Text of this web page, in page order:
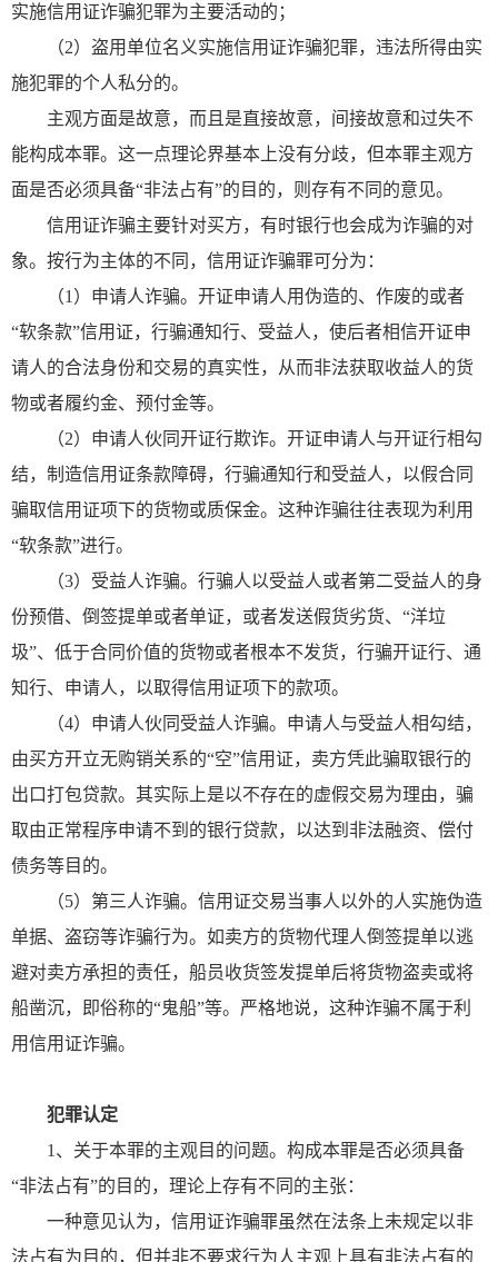
实施信用证诈骗犯罪为主要活动的；
（2）盗用单位名义实施信用证诈骗犯罪，违法所得由实
施犯罪的个人私分的。
主观方面是故意，而且是直接故意，间接故意和过失不
能构成本罪。这一点理论界基本上没有分歧，但本罪主观方
面是否必须具备“非法占有”的目的，则存有不同的意见。
信用证诈骗主要针对买方，有时银行也会成为诈骗的对
象。按行为主体的不同，信用证诈骗罪可分为：
（1）申请人诈骗。开证申请人用伪造的、作废的或者
“软条款”信用证，行骗通知行、受益人，使后者相信开证申
请人的合法身份和交易的真实性，从而非法获取收益人的货
物或者履约金、预付金等。
（2）申请人伙同开证行欺诈。开证申请人与开证行相勾
结，制造信用证条款障碍，行骗通知行和受益人，以假合同
骗取信用证项下的货物或质保金。这种诈骗往往表现为利用
“软条款”进行。
（3）受益人诈骗。行骗人以受益人或者第二受益人的身
份预借、倒签提单或者单证，或者发送假货劣货、“洋垃
圾”、低于合同价值的货物或者根本不发货，行骗开证行、通
知行、申请人，以取得信用证项下的款项。
（4）申请人伙同受益人诈骗。申请人与受益人相勾结，
由买方开立无购销关系的“空”信用证，卖方凭此骗取银行的
出口打包贷款。其实际上是以不存在的虚假交易为理由，骗
取由正常程序申请不到的银行贷款，以达到非法融资、偿付
债务等目的。
（5）第三人诈骗。信用证交易当事人以外的人实施伪造
单据、盗窃等诈骗行为。如卖方的货物代理人倒签提单以逃
避对卖方承担的责任，船员收货签发提单后将货物盗卖或将
船凿沉，即俗称的“鬼船”等。严格地说，这种诈骗不属于利
用信用证诈骗。
犯罪认定
1、关于本罪的主观目的问题。构成本罪是否必须具备
“非法占有”的目的，理论上存有不同的主张：
一种意见认为，信用证诈骗罪虽然在法条上未规定以非
法占有为目的，但并非不要求行为人主观上具有非法占有的